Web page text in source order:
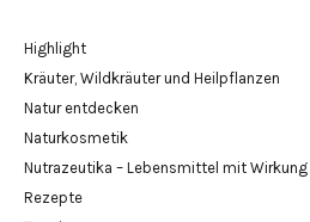
Highlight
Kräuter, Wildkräuter und Heilpflanzen
Natur entdecken
Naturkosmetik
Nutrazeutika – Lebensmittel mit Wirkung
Rezepte